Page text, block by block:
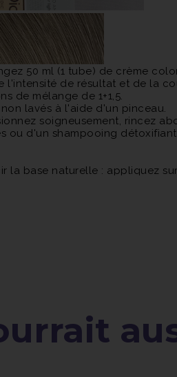
50 ml (1 tube) de crème
de résultat et de la
de mélange de 1+1,5.
lavés à l'aide d'un pinceau.
soigneusement, rincez
d'un shampooing
la base naturelle : appliquez